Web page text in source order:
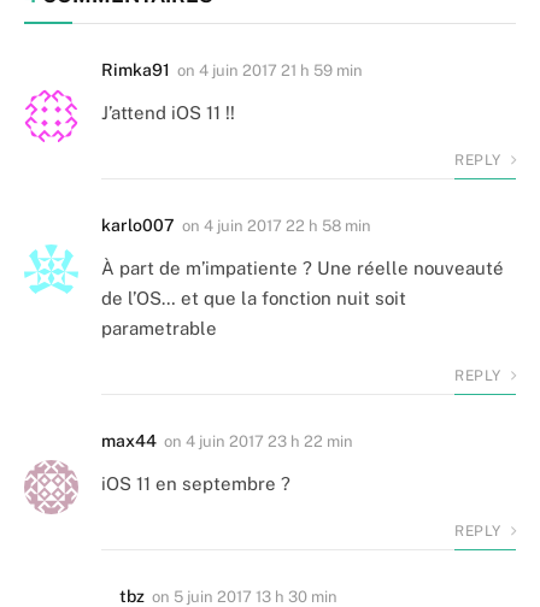
Rimka91 on 4 juin 2017 21 h 59 min
J’attend iOS 11 !!
REPLY
karlo007 on 4 juin 2017 22 h 58 min
À part de m’impatiente ? Une réelle nouveauté
de l’OS… et que la fonction nuit soit
parametrable
REPLY
max44 on 4 juin 2017 23 h 22 min
iOS 11 en septembre ?
REPLY
tbz on 5 juin 2017 13 h 30 min